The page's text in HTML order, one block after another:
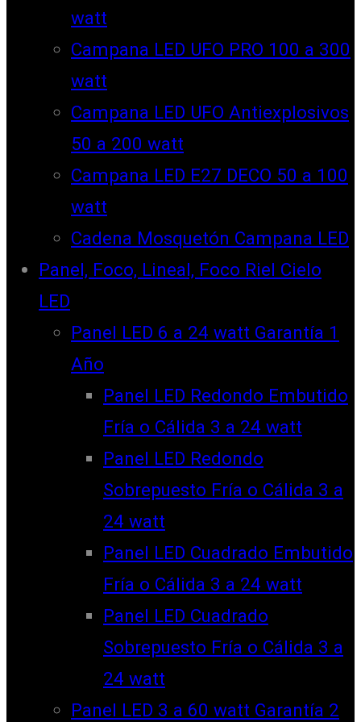
watt
Campana LED UFO PRO 100 a 300
watt
Campana LED UFO Antiexplosivos
50 a 200 watt
Campana LED E27 DECO 50 a 100
watt
Cadena Mosquetón Campana LED
Panel, Foco, Lineal, Foco Riel Cielo
LED
Panel LED 6 a 24 watt Garantía 1
Año
Panel LED Redondo Embutido
Fría o Cálida 3 a 24 watt
Panel LED Redondo
Sobrepuesto Fría o Cálida 3 a
24 watt
Panel LED Cuadrado Embutido
Fría o Cálida 3 a 24 watt
Panel LED Cuadrado
Sobrepuesto Fría o Cálida 3 a
24 watt
Panel LED 3 a 60 watt Garantía 2